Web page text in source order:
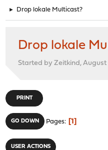
► Drop lokale Multicast?
Drop lokale
Started by Zeitkind, August
PRINT
GO DOWN Pages 1
USER ACTIONS